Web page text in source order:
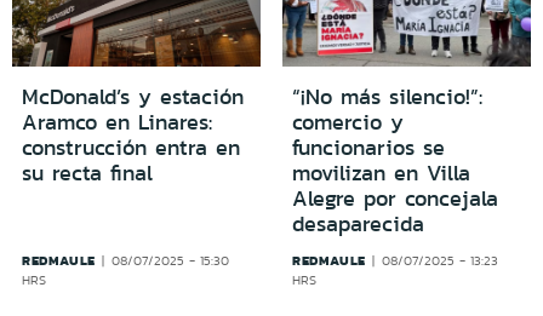
McDonald’s y estación
Aramco en Linares:
construcción entra en
su recta final
REDMAULE
08/07/2025 - 15:30
HRS
“¡No más silencio!”:
comercio y
funcionarios se
movilizan en Villa
Alegre por concejala
desaparecida
REDMAULE
08/07/2025 - 13:23
HRS